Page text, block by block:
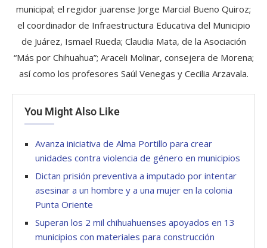
municipal; el regidor juarense Jorge Marcial Bueno Quiroz;
el coordinador de Infraestructura Educativa del Municipio
de Juárez, Ismael Rueda; Claudia Mata, de la Asociación
“Más por Chihuahua”; Araceli Molinar, consejera de Morena;
así como los profesores Saúl Venegas y Cecilia Arzavala.
You Might Also Like
Avanza iniciativa de Alma Portillo para crear
unidades contra violencia de género en municipios
Dictan prisión preventiva a imputado por intentar
asesinar a un hombre y a una mujer en la colonia
Punta Oriente
Superan los 2 mil chihuahuenses apoyados en 13
municipios con materiales para construcción